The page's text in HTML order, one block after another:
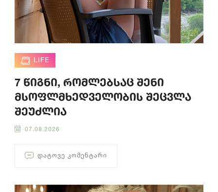
LIFE
7 წიგნი, რომლებსაც შენი
მსოფლმხედველობის შეცვლა
შეუძლია
07.08.2026
ᲓᲐᲢᲝᲕᲔ ᲙᲝᲛᲔᲜᲢᲐᲠᲘ